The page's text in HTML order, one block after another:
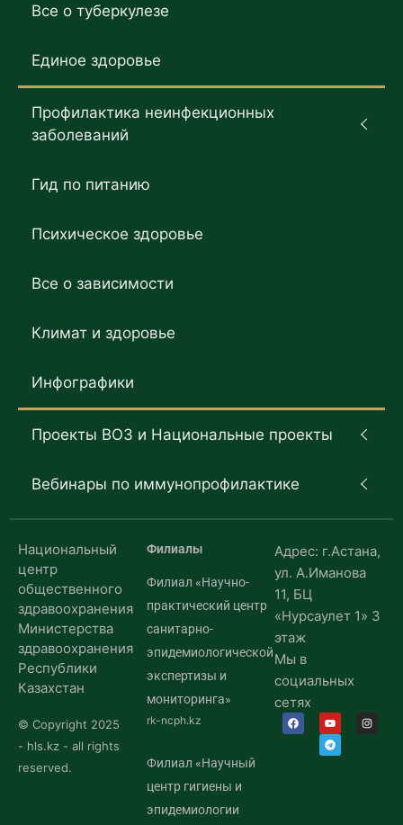
Все о туберкулезе
Единое здоровье
Профилактика неинфекционных
заболеваний
Гид по питанию
Психическое здоровье
Все о зависимости
Климат и здоровье
Инфографики
Проекты ВОЗ и Национальные проекты
Вебинары по иммунопрофилактике
Национальный
центр
общественного
здравоохранения
Министерства
здравоохранения
Республики
Казахстан
© Copyright 2025
- hls.kz - all rights
reserved.
Филиалы
Филиал «Научно-
практический центр
санитарно-
эпидемиологической
экспертизы и
мониторинга»
rk-ncph.kz
Филиал «Научный
центр гигиены и
эпидемиологии
Адрес: г.Астана,
ул. А.Иманова
11, БЦ
«Нурсаулет 1» 3
этаж
Мы в
социальных
сетях